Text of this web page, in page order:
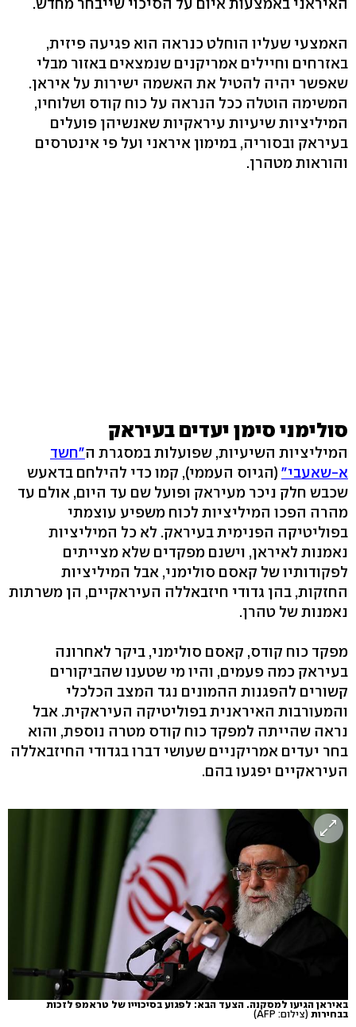
האמצעי שעליו הוחלט כנראה הוא פגיעה פיזית,
באזרחים וחיילים אמריקנים שנמצאים באזור מבלי
שאפשר יהיה להטיל את האשמה ישירות על איראן.
המשימה הוטלה ככל הנראה על כוח קודס ושלוחיו,
המיליציות שיעיות עיראקיות שאנשיהן פועלים
בעיראק ובסוריה, במימון איראני ועל פי אינטרסים
והוראות מטהרן.
סולימני סימן יעדים בעיראק
המיליציות השיעיות, שפועלות במסגרת ה"חשד
א-שאעבי" (הגיוס העממי), קמו כדי להילחם בדאעש
שכבש חלק ניכר מעיראק ופועל שם עד היום, אולם עד
מהרה הפכו המיליציות לכוח משפיע עוצמתי
בפוליטיקה הפנימית בעיראק. לא כל המיליציות
נאמנות לאיראן, וישנם מפקדים שלא מצייתים
לפקודותיו של קאסם סולימני, אבל המיליציות
החזקות, בהן גדודי חיזבאללה העיראקיים, הן משרתות
נאמנות של טהרן.
מפקד כוח קודס, קאסם סולימני, ביקר לאחרונה
בעיראק כמה פעמים, והיו מי שטענו שהביקורים
קשורים להפגנות ההמונים נגד המצב הכלכלי
והמעורבות האיראנית בפוליטיקה העיראקית. אבל
נראה שהייתה למפקד כוח קודס מטרה נוספת, והוא
בחר יעדים אמריקניים שעושי דברו בגדודי החיזבאללה
העיראקיים יפגעו בהם.
באיראן הגיעו למסקנה. הצעד הבא: לפגוע בסיכוייו של טראמפ לזכות
בבחירות (צילום: AFP)